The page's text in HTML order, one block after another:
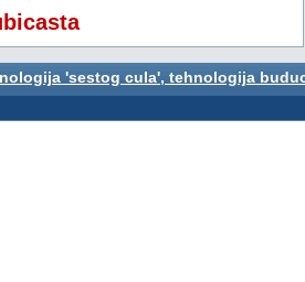
'sestog cula', tehnologija